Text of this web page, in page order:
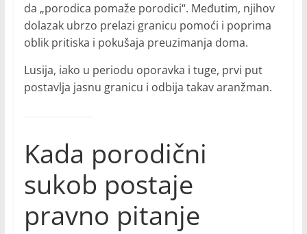
da „porodica pomaže porodici“. Međutim, njihov
dolazak ubrzo prelazi granicu pomoći i poprima
oblik pritiska i pokušaja preuzimanja doma.
Lusija, iako u periodu oporavka i tuge, prvi put
postavlja jasnu granicu i odbija takav aranžman.
Kada porodični
sukob postaje
pravno pitanje